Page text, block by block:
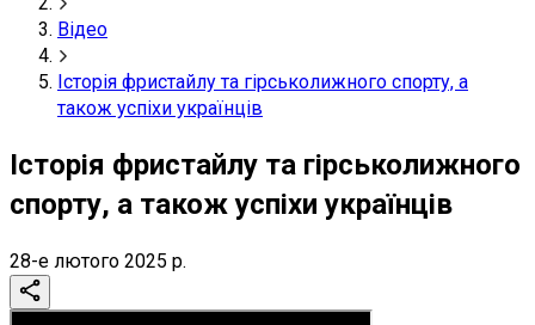
Відео
Історія фристайлу та гірськолижного спорту, а
також успіхи українців
Історія фристайлу та гірськолижного
спорту, а також успіхи українців
28-е лютого 2025 р.